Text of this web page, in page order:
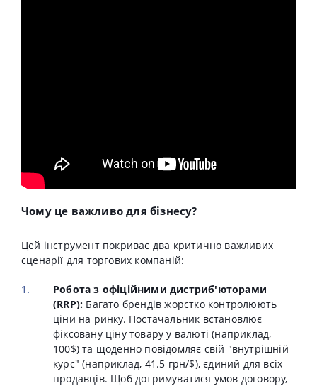
Чому це важливо для бізнесу?
Цей інструмент покриває два критично важливих
сценарії для торгових компаній:
Робота з офіційними дистриб'юторами
(RRP): Багато брендів жорстко контролюють
ціни на ринку. Постачальник встановлює
фіксовану ціну товару у валюті (наприклад,
100$) та щоденно повідомляє свій "внутрішній
курс" (наприклад, 41.5 грн/$), єдиний для всіх
продавців. Щоб дотримуватися умов договору,